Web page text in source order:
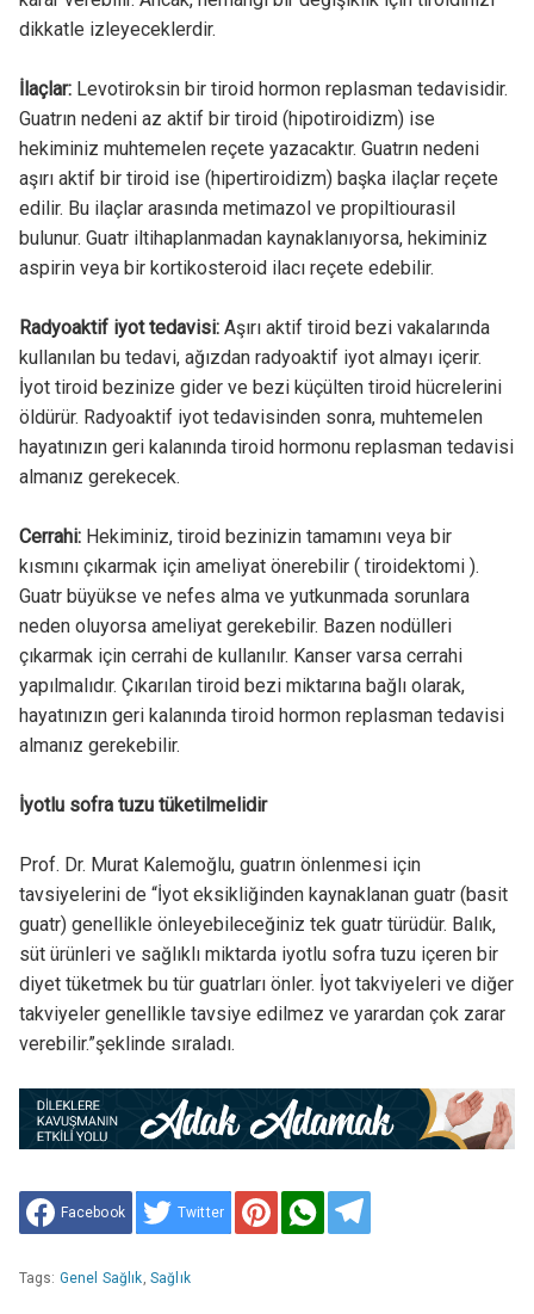
dikkatle izleyeceklerdir.
İlaçlar: Levotiroksin bir tiroid hormon replasman tedavisidir.
Guatrın nedeni az aktif bir tiroid (hipotiroidizm) ise
hekiminiz muhtemelen reçete yazacaktır. Guatrın nedeni
aşırı aktif bir tiroid ise (hipertiroidizm) başka ilaçlar reçete
edilir. Bu ilaçlar arasında metimazol ve propiltiourasil
bulunur. Guatr iltihaplanmadan kaynaklanıyorsa, hekiminiz
aspirin veya bir kortikosteroid ilacı reçete edebilir.
Radyoaktif iyot tedavisi: Aşırı aktif tiroid bezi vakalarında
kullanılan bu tedavi, ağızdan radyoaktif iyot almayı içerir.
İyot tiroid bezinize gider ve bezi küçülten tiroid hücrelerini
öldürür. Radyoaktif iyot tedavisinden sonra, muhtemelen
hayatınızın geri kalanında tiroid hormonu replasman tedavisi
almanız gerekecek.
Cerrahi: Hekiminiz, tiroid bezinizin tamamını veya bir
kısmını çıkarmak için ameliyat önerebilir ( tiroidektomi ).
Guatr büyükse ve nefes alma ve yutkunmada sorunlara
neden oluyorsa ameliyat gerekebilir. Bazen nodülleri
çıkarmak için cerrahi de kullanılır. Kanser varsa cerrahi
yapılmalıdır. Çıkarılan tiroid bezi miktarına bağlı olarak,
hayatınızın geri kalanında tiroid hormon replasman tedavisi
almanız gerekebilir.
İyotlu sofra tuzu tüketilmelidir
Prof. Dr. Murat Kalemoğlu, guatrın önlenmesi için
tavsiyelerini de “İyot eksikliğinden kaynaklanan guatr (basit
guatr) genellikle önleyebileceğiniz tek guatr türüdür. Balık,
süt ürünleri ve sağlıklı miktarda iyotlu sofra tuzu içeren bir
diyet tüketmek bu tür guatrları önler. İyot takviyeleri ve diğer
takviyeler genellikle tavsiye edilmez ve yarardan çok zarar
verebilir.”şeklinde sıraladı.
Facebook Twitter
Tags: Genel Sağlık, Sağlık